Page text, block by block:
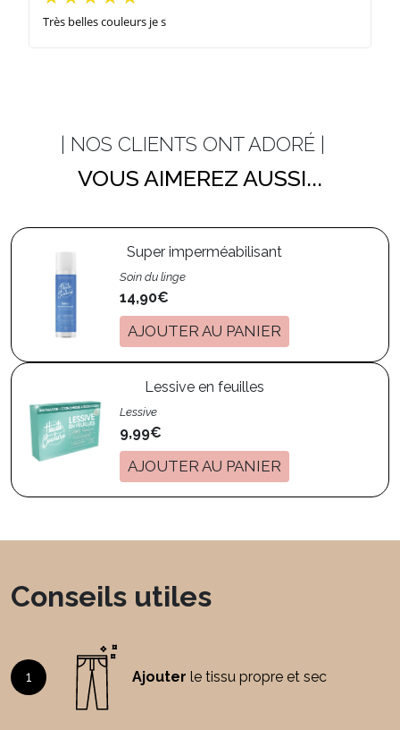
Très belles couleurs je s
| NOS CLIENTS ONT ADORÉ |
VOUS AIMEREZ AUSSI...
Super imperméabilisant
Soin du linge
14,90€
AJOUTER AU PANIER
Lessive en feuilles
Lessive
9,99€
AJOUTER AU PANIER
Conseils utiles
1 Ajouter le tissu propre et sec